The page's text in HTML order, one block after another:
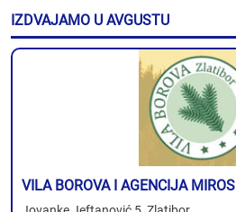
IZDVAJAMO U AVGUSTU
VILA BOROVA I AGENCIJA MIROS